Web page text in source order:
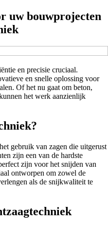
uw bouwprojecten
en precisie cruciaal.
en snelle oplossing voor
Of het nu gaat om beton,
het werk aanzienlijk
gebruik van zagen die uitgerust
zijn een van de hardste
zijn voor het snijden van
ontworpen om zowel de
als de snijkwaliteit te